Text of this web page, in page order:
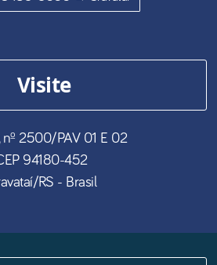
Visite
nº 2500/PAV 01 E 02
94180-452
/RS - Brasil